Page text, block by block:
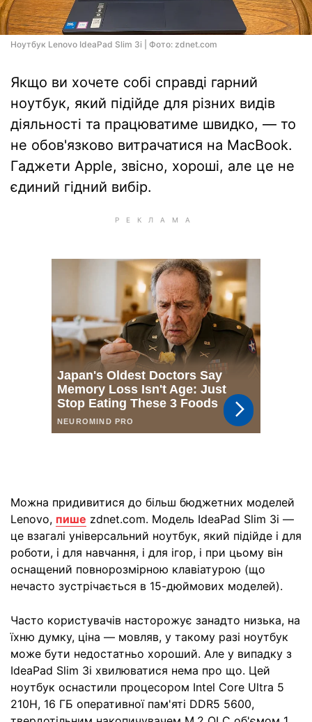
Ноутбук Lenovo IdeaPad Slim 3i | Фото: zdnet.com
Якщо ви хочете собі справді гарний
ноутбук, який підійде для різних видів
діяльності та працюватиме швидко, — то
не обов'язково витрачатися на MacBook.
Гаджети Apple, звісно, хороші, але це не
єдиний гідний вибір.
Можна придивитися до більш бюджетних моделей
Lenovo, пише zdnet.com. Модель IdeaPad Slim 3i —
це взагалі універсальний ноутбук, який підійде і для
роботи, і для навчання, і для ігор, і при цьому він
оснащений повнорозмірною клавіатурою (що
нечасто зустрічається в 15-дюймових моделей).
Часто користувачів насторожує занадто низька, на
їхню думку, ціна — мовляв, у такому разі ноутбук
може бути недостатньо хороший. Але у випадку з
IdeaPad Slim 3i хвилюватися нема про що. Цей
ноутбук оснастили процесором Intel Core Ultra 5
210H, 16 ГБ оперативної пам'яті DDR5 5600,